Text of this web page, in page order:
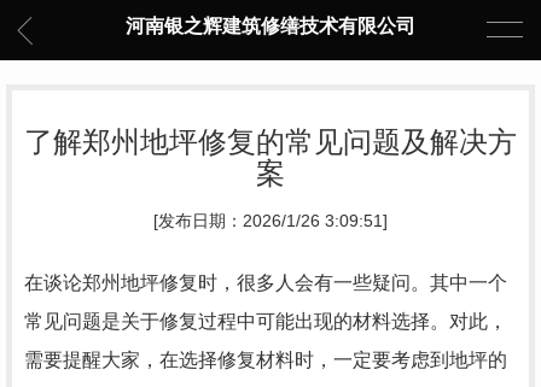
河南银之辉建筑修缮技术有限公司
了解郑州地坪修复的常见问题及解决方
案
[发布日期：2026/1/26 3:09:51]
在谈论郑州地坪修复时，很多人会有一些疑问。其中一个
常见问题是关于修复过程中可能出现的材料选择。对此，
需要提醒大家，在选择修复材料时，一定要考虑到地坪的